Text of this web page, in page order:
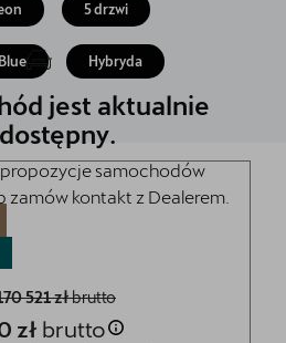
5 drzwi
Hybryda
jest aktualnie
samochodów
zamów kontakt z Dealerem.
521 złbrutto
zł brutto